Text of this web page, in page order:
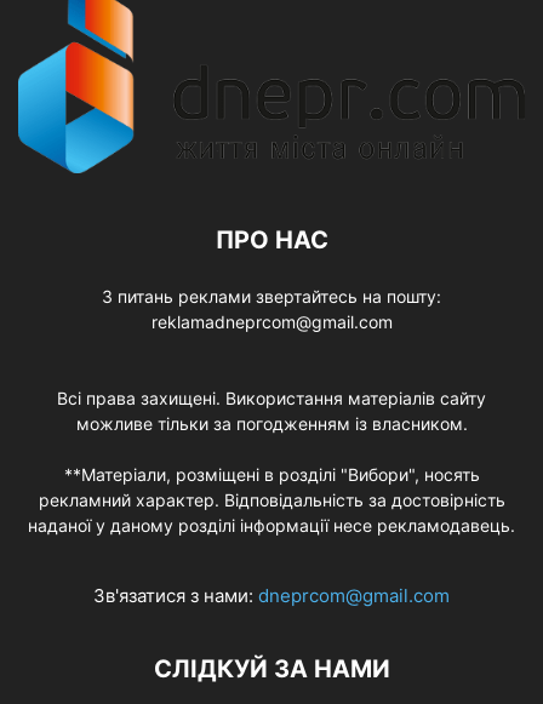
ПРО НАС
З питань реклами звертайтесь на пошту:
reklamadneprcom@gmail.com
Всі права захищені. Використання матеріалів сайту
можливе тільки за погодженням із власником.
**Матеріали, розміщені в розділі "Вибори", носять
рекламний характер. Відповідальність за достовірність
наданої у даному розділі інформації несе рекламодавець.
Зв'язатися з нами: dneprcom@gmail.com
СЛІДКУЙ ЗА НАМИ